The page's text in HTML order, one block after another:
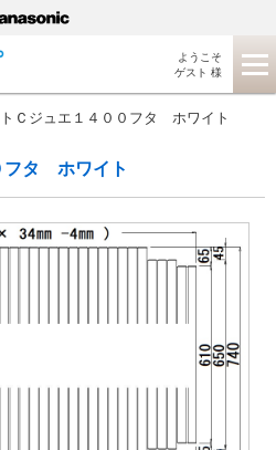
ようこそ
ゲスト 様
Ｃジュエ１４００フタ ホワイト
フタ ホワイト